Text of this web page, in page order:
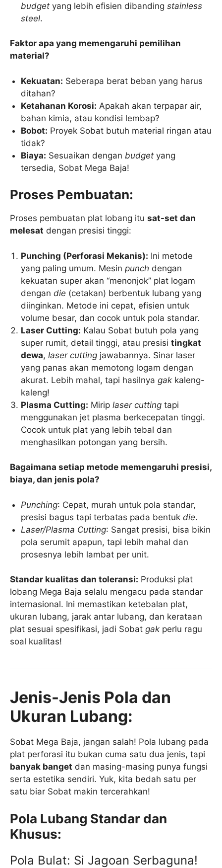
budget yang lebih efisien dibandingstainless
steel.
Faktor apa yang memengaruhi pemilihan
material?
Kekuatan: Seberapa berat beban yang harus
ditahan?
Ketahanan Korosi: Apakah akan terpapar air,
bahan kimia, atau kondisi lembap?
Bobot: Proyek Sobat butuh material ringan atau
tidak?
Biaya: Sesuaikan dengan budget yang
tersedia, Sobat Mega Baja!
Proses Pembuatan:
Proses pembuatan plat lobang itu sat-set dan
melesat dengan presisi tinggi:
Punching (Perforasi Mekanis): Ini metode
yang paling umum. Mesinpunch dengan
kekuatan super akan “menonjok” plat logam
dengandie (cetakan) berbentuk lubang yang
diinginkan. Metode ini cepat, efisien untuk
volume besar, dan cocok untuk pola standar.
Laser Cutting: Kalau Sobat butuh pola yang
super rumit, detail tinggi, atau presisitingkat
dewa,laser cutting jawabannya. Sinar laser
yang panas akan memotong logam dengan
akurat. Lebih mahal, tapi hasilnyagak kaleng-
kaleng!
Plasma Cutting: Miriplaser cutting tapi
menggunakan jet plasma berkecepatan tinggi.
Cocok untuk plat yang lebih tebal dan
menghasilkan potongan yang bersih.
Bagaimana setiap metode memengaruhi presisi,
biaya, dan jenis pola?
Punching: Cepat, murah untuk pola standar,
presisi bagus tapi terbatas pada bentukdie.
Laser/Plasma Cutting: Sangat presisi, bisa bikin
pola serumit apapun, tapi lebih mahal dan
prosesnya lebih lambat per unit.
Standar kualitas dan toleransi: Produksi plat
lobang Mega Baja selalu mengacu pada standar
internasional. Ini memastikan ketebalan plat,
ukuran lubang, jarak antar lubang, dan kerataan
plat sesuai spesifikasi, jadi Sobat gak perlu ragu
soal kualitas!
Jenis-Jenis Pola dan
Ukuran Lubang:
Sobat Mega Baja, jangan salah! Pola lubang pada
plat perforasi itu bukan cuma satu dua jenis, tapi
banyak banget dan masing-masing punya fungsi
serta estetika sendiri. Yuk, kita bedah satu per
satu biar Sobat makin tercerahkan!
Pola Lubang Standar dan
Khusus:
Pola Bulat: Si Jagoan Serbaguna!